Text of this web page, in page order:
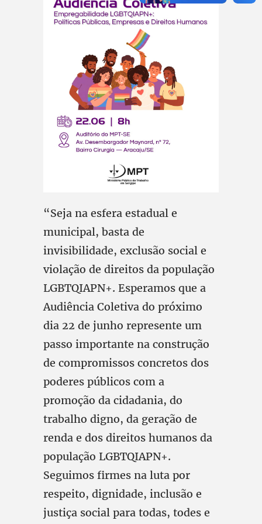
“Seja na esfera estadual e
municipal, basta de
invisibilidade, exclusão social e
violação de direitos da população
LGBTQIAPN+. Esperamos que a
Audiência Coletiva do próximo
dia 22 de junho represente um
passo importante na construção
de compromissos concretos dos
poderes públicos com a
promoção da cidadania, do
trabalho digno, da geração de
renda e dos direitos humanos da
população LGBTQIAPN+.
Seguimos firmes na luta por
respeito, dignidade, inclusão e
justiça social para todas, todes e